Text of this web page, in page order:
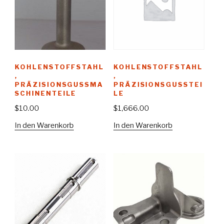
KOHLENSTOFFSTAHL
,
PRÄZISIONSGUSSMA
SCHINENTEILE
$10.00
In den Warenkorb
KOHLENSTOFFSTAHL
,
PRÄZISIONSGUSSTEI
LE
$1,666.00
In den Warenkorb